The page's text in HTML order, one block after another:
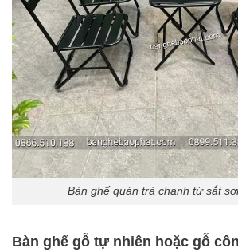
Bàn ghế quán trà chanh từ sắt
Bàn ghế gỗ tự nhiên hoặc gỗ